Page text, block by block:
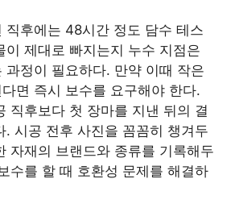
직후에는 48시간 정도 담수 테스
이 제대로 빠지는지 누수 지점은
과정이 필요하다. 만약 이때 작은
면 즉시 보수를 요구해야 한다.
직후보다 첫 장마를 지낸 뒤의 결
. 시공 전후 사진을 꼼꼼히 챙겨두
자재의 브랜드와 종류를 기록해두
수를 할 때 호환성 문제를 해결하